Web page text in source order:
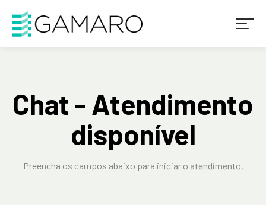
Chat - Atendimento
disponível
Preencha os campos abaixo para iniciar o atendimento.